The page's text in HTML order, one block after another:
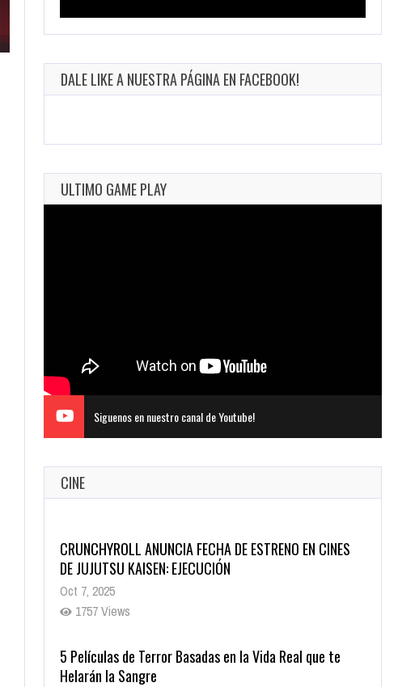
DALE LIKE A NUESTRA PÁGINA EN FACEBOOK!
ULTIMO GAME PLAY
Siguenos en nuestro canal de Youtube!
CINE
CRUNCHYROLL ANUNCIA FECHA DE ESTRENO EN CINES
DE JUJUTSU KAISEN: EJECUCIÓN
Oct 7, 2025
1757 Views
5 Películas de Terror Basadas en la Vida Real que te
Helarán la Sangre